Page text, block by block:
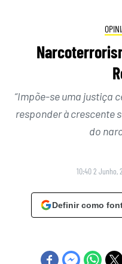
“Impõe-se uma justiça
responder à
do
10:40 2 Junho,
Definir como